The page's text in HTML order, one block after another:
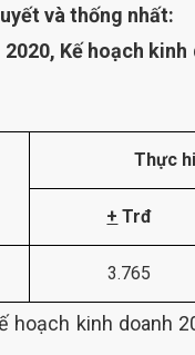
và thống nhất:
Kế hoạch
Thực
+ Trđ
3.765
kinh doanh